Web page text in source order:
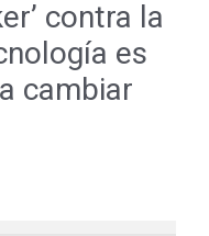
contra la
es
cambiar